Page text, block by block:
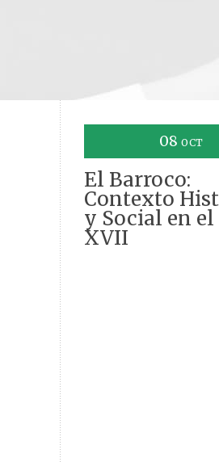
08 OCT
El Barroco:
Contexto
y Social en
XVII